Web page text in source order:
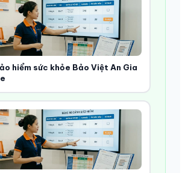
hiểm sức khỏe Bảo Việt An Gia